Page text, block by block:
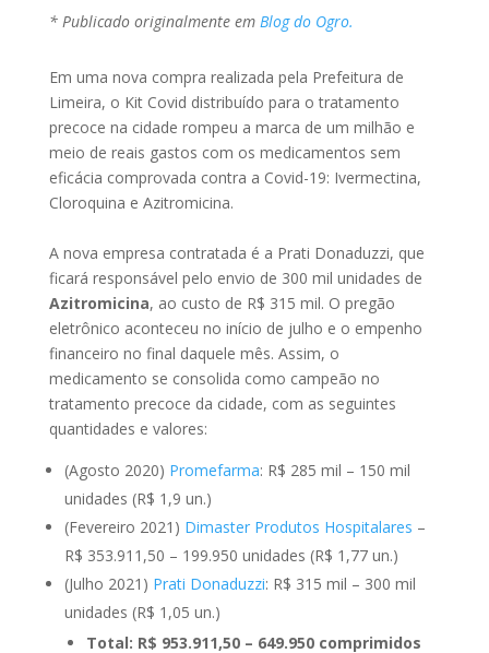
* Publicado originalmente em Blog do Ogro.
Em uma nova compra realizada pela Prefeitura de
Limeira, o Kit Covid distribuído para o tratamento
precoce na cidade rompeu a marca de um milhão e
meio de reais gastos com os medicamentos sem
eficácia comprovada contra a Covid-19: Ivermectina,
Cloroquina e Azitromicina.
A nova empresa contratada é a Prati Donaduzzi, que
ficará responsável pelo envio de 300 mil unidades de
Azitromicina, ao custo de R$ 315 mil. O pregão
eletrônico aconteceu no início de julho e o empenho
financeiro no final daquele mês. Assim, o
medicamento se consolida como campeão no
tratamento precoce da cidade, com as seguintes
quantidades e valores:
(Agosto 2020) Promefarma: R$ 285 mil – 150 mil
unidades (R$ 1,9 un.)
(Fevereiro 2021) Dimaster Produtos Hospitalares –
R$ 353.911,50 – 199.950 unidades (R$ 1,77 un.)
(Julho 2021) Prati Donaduzzi: R$ 315 mil – 300 mil
unidades (R$ 1,05 un.)
Total: R$ 953.911,50 – 649.950 comprimidos